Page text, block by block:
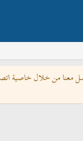
من خلال خاصية